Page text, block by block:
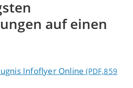
auf einen
Infoflyer Online (PDF,859